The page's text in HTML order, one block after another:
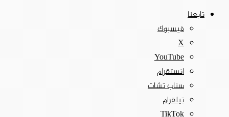
تابعنا
فيسبوك
‫X
‫YouTube
انستقرام
سناب تشات
تيلقرام